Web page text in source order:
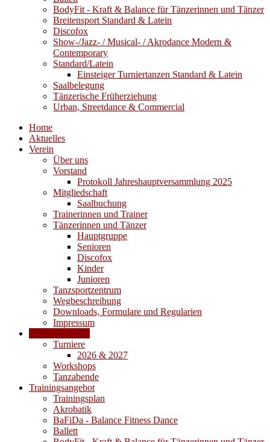
BodyFit - Kraft & Balance für Tänzerinnen und Tänzer
Breitensport Standard & Latein
Discofox
Show-/Jazz- / Musical- / Akrodance Modern &
Contemporary
Standard/Latein
Einsteiger Turniertanzen Standard & Latein
Saalbelegung
Tänzerische Früherziehung
Urban, Streetdance & Commercial
Home
Aktuelles
Verein
Über uns
Vorstand
Protokoll Jahreshauptversammlung 2025
Mitgliedschaft
Saalbuchung
Trainerinnen und Trainer
Tänzerinnen und Tänzer
Hauptgruppe
Senioren
Discofox
Kinder
Junioren
Tanzsportzentrum
Wegbeschreibung
Downloads, Formulare und Regularien
Impressum
Turniere
2026 & 2027
Workshops
Tanzabende
Trainingsangebot
Trainingsplan
Akrobatik
BaFiDa - Balance Fitness Dance
Ballett